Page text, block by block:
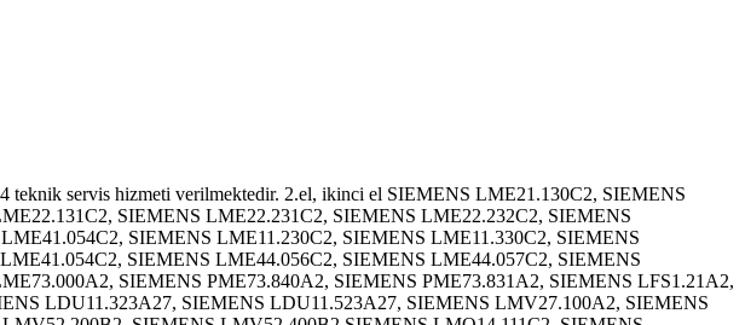
RWF55.60A9 tamiri ve satışı yapıyoruz. 2. el Yamatake Azbil AUR450C, AUR350C, AUR300C, R4424, R4440, R4750, R4780, R4715, R4781, BC-R25 satışı yapıyoruz. 2.el LANDIS & GYR LGB21.330A27 brülör beyni, brülör rolesi, brülör beyini, brülör otomatiği satışı yapıyoruz. İkinci el LANDIS & GYR LGB21.330A27 brülör beyini, brülör otomatiği, brülör rolesi, brülör beyni stoklarımızda bulunur. 2. el LANDIS & GYR LGB21.330A27 brülör beyini, brülör otomatiği, brülör rolesi, brülör beyni stoklarımızda bulunur. SIEMENS LGB21.330A27 brülör beyini, brülör rolesi, brülör kontrol kutusu, brülör otomatiği, brülör beyini satışı yapıyoruz. 2. el SIEMENS LGB21.330A27 brülör beyini, brülör kontrol kutusu, brülör rolesi, brülör otomatiği, brülör beyni stoklarımızda bulunur. İkinci el SIEMENS LGB21.330A27 brülör beyini, brülör kontrol kutusu, brülör beyni, brülör otomatiği, brülör rolesi satışı yapıyoruz. LANDIS & GYR LGB22.330A27 brülör beyini, brülör kontrol kutusu, brülör rolesi, brülör otomatiği, brülör beyni satışı yapıyoruz. İkinci el LANDIS & GYR LGB22.330A27 brülör beyini, brülör kontrol kutusu, brülör rolesi, brülör beyni, brülör otomatiği satışı yapıyoruz. 2. el LANDIS & GYR LGB22.330A27 brülör beyini, brülör kontrol kutusu, brülör rolesi, brülör otomatiği, brülör beyni satışı yapıyoruz. SİEMENS LGB22.330A27 brülör beyini, brülör kontrol kutusu, brülör rolesi, brülör beyni, brülör otomatiği satışı yapıyoruz. 2. el SIEMENS LGB22.330A27 brülör beyini, brülör kontrol kutusu, brülör rolesi, brülör otomatiği, brülör beyni satışı yapıyoruz. İkinci el SIEMENS LGB22.330A27 brülör beyni, brülör kontrol kutusu, brülör otomatiği, brülör rolesi, brülör beyini satışı yapıyoruz. İkinci el, 2. el SIEMENS LGB22.330A27 brülör beyini, brülör rolesi, brülör otomatiği stoklarımızda bulunur. İkinci el, 2. el SIEMENS LGB21.330A27 brülör beyini, brülör kontrol kutusu, brülör rolesi, brülör otomatiği stoklarımızda bulunur. LGB21.330A27 brülör beyini tamiri ve satışı yapıyoruz. LGB22.330A27 brülör beyini tamiri ve satışı yapıyoruz. LGB22.330A27 brülör beyni stoklarımızda bulunur. LGB21.330A27 brülör beyni stoklarımızda bulunur. Siemens LGB22.330A27BT brülör beyini, brülör otomatiği, brülör rolesi satışı yapıyoruz. Siemens LGB21.330A27BT brülör beyini, brülör otomatiği, brülör rolesi satışı yapıyoruz. Landis LGB22.330A27BT brülör beyni, brülör rolesi, brülör otomatiği satışı yapıyoruz. Landis LGB21.330A27BT brülör beyni, brülör rolesi, brülör otomatiği satışı yapıyoruz. Siemens LGB22.330A27BT brülör beyini, brülör otomatiği, brülör rolesi tamiri yapıyoruz. Siemens LGB21.330A27BT brülör beyini, brülör otomatiği, brülör rolesi tamiri yapıyoruz. Landis LGB22.330A27BT brülör beyni, brülör rolesi, brülör otomatiği tamiri yapıyoruz. Landis LGB21.330A27BT brülör beyini, brülör otomatiği, brülör rolesi tamiri yapıyoruz. İkinci el, 2. el LGB22.330A27BT brülör beyni, brülör rolesi, brülör otomatiği satışı yapıyoruz. İkinci el, 2. el LGB21.330A27BT brülör beyini, brülör rolesi, brülör otomatiği satışı yapıyoruz. Çıkma LGB22.330A27BT brülör beyni, brülör kontrol kutusu, brülör denetleyici, brülör rolesi, brülör otomatiği, brülör beyini satışı yapıyoruz. Çıkma LGB21.330A27BT brülör beyni, brülör kontrol kutusu, brülör denetleyici, brülör otomatiği, brülör rolesi, brülör beyini satışı yapıyoruz. Çıkma LGB22.330A27 brülör beyni, brülör kontrol kutusu, brülör denetleyici, brülör otomatiği, brülör denetleyici, brülör beyini satışı yapıyoruz. Çıkma LGB21.330A27 brülör beyni, brülör kontrol kutusu, brülör denetleyici, brülör otomatiği, brülör rolesi, brülör beyini satışı yapıyoruz. Siemens LFE50 satışı ve tamiri yapıyoruz. Siemens LFE50 stoklarımızda bulunur. Ram brülör ikinci el beyin satışımız vardır. Siemens LME22.233C2RL brülör otomatiği satış ve tamiri yapıyoruz. Siemens LME22.233C2RL brülör otomatiği stoklarımızda bulunur. Siemens LFE10 alev kontrol rolesi tamiri ve satışı yapıyoruz. Siemens LFE10 alev kontrol dedektörü stoklarımızda bulunur. Siemens LAE10 alev kontrol dedektörü tamiri ve satışı yapıyoruz. 2. el, ikinci el Siemens LFE10 stoklarımızda bulunur. İkinci el, 2. el Siemens LAE10 alev kontrol dedektörü stoklarımızda bulunur. Kromschroder IFD 258-10/1W brülör beyini satış ve tamiri yapıyoruz. Krom Schroder IFD 258-10/1W brülör beyini stoklarımızda bulunur. Satronic TMG 740-3 Mod. 32-32 brülör beyini satış ve tamiri yapıyoruz. Satronic TMG 740-3 brülör beyni, brülör otomatiği, brülör rolesi stoklarımızda bulunur. İkinci el, 2. el Satronic TMG 740-3 Mod. 32-32 brülör beyini stoklarımızda bulunur. GEOX marka brülör beyini, brülör otomatiği, control box, kontrol kutusu, b